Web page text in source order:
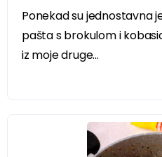
Ponekad su jednostavna
pašta s brokulom i
iz moje druge...